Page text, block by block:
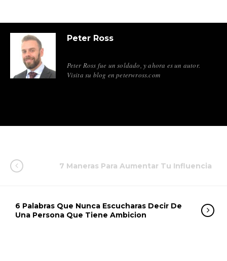
Peter Ross
Peter Ross fue un soldado, y ahora es un autor.
Visita su blog en peterwross.com
7 Maneras Para Aumentar Tu Influencia
6 Palabras Que Nunca Escucharas Decir De
Una Persona Que Tiene Ambicion